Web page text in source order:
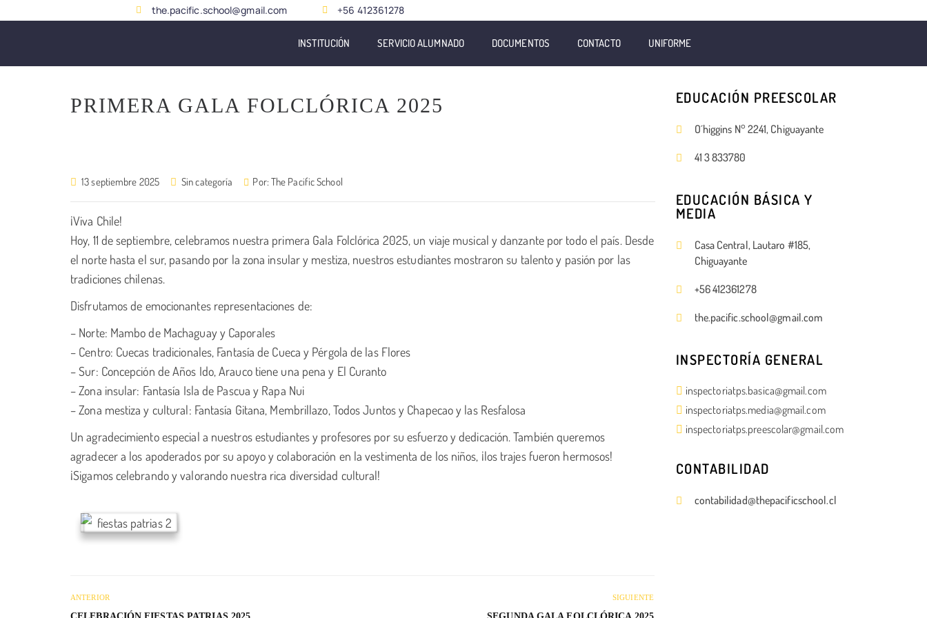
the.pacific.school@gmail.com +56 412361278
INSTITUCIÓN SERVICIO ALUMNADO DOCUMENTOS CONTACTO UNIFORME
PRIMERA GALA FOLCLÓRICA 2025
13 septiembre 2025 Sin categoría Por: The Pacific School
¡Viva Chile!
Hoy, 11 de septiembre, celebramos nuestra primera Gala Folclórica 2025, un viaje musical y danzante por todo el país. Desde
el norte hasta el sur, pasando por la zona insular y mestiza, nuestros estudiantes mostraron su talento y pasión por las
tradiciones chilenas.
Disfrutamos de emocionantes representaciones de:
– Norte: Mambo de Machaguay y Caporales
– Centro: Cuecas tradicionales, Fantasía de Cueca y Pérgola de las Flores
– Sur: Concepción de Años Ido, Arauco tiene una pena y El Curanto
– Zona insular: Fantasía Isla de Pascua y Rapa Nui
– Zona mestiza y cultural: Fantasía Gitana, Membrillazo, Todos Juntos y Chapecao y las Resfalosa
Un agradecimiento especial a nuestros estudiantes y profesores por su esfuerzo y dedicación. También queremos
agradecer a los apoderados por su apoyo y colaboración en la vestimenta de los niños, ¡los trajes fueron hermosos!
¡Sigamos celebrando y valorando nuestra rica diversidad cultural!
ANTERIOR SIGUIENTE
EDUCACIÓN PREESCOLAR
O´higgins N° 2241, Chiguayante
41 3 833780
EDUCACIÓN BÁSICA Y
MEDIA
Casa Central, Lautaro #185,
Chiguayante
+56 412361278
the.pacific.school@gmail.com
INSPECTORÍA GENERAL
inspectoriatps.basica@gmail.com
inspectoriatps.media@gmail.com
inspectoriatps.preescolar@gmail.com
CONTABILIDAD
contabilidad@thepacificschool.cl